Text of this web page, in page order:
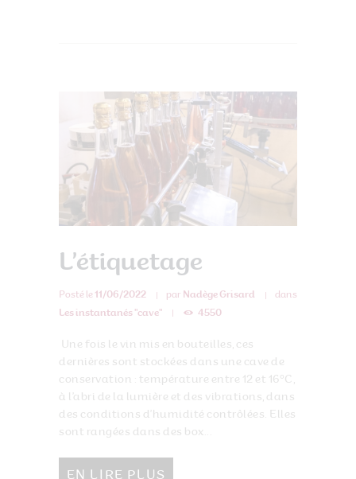
L’étiquetage
Posté le 11/06/2022 par Nadège Grisard
dans
Les instantanés "cave"
4550
Une fois le vin mis en bouteilles, ces
dernières sont stockées dans une cave de
conservation : température entre 12 et 16°C,
à l’abri de la lumière et des vibrations, dans
des conditions d’humidité contrôlées. Elles
sont rangées dans des box...
EN LIRE PLUS